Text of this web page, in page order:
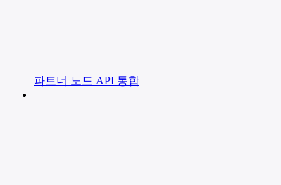
파트너 노드 API 통합